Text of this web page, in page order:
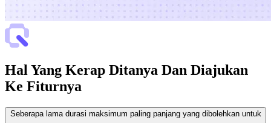
Hal Yang Kerap Ditanya Dan Diajukan
Ke Fiturnya
Seberapa lama durasi maksimum paling panjang yang dibolehkan untuk